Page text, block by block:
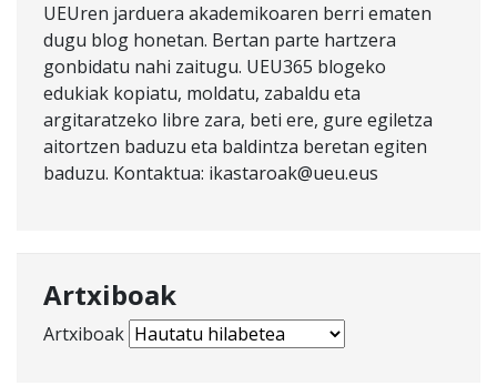
UEUren jarduera akademikoaren berri ematen
dugu blog honetan. Bertan parte hartzera
gonbidatu nahi zaitugu. UEU365 blogeko
edukiak kopiatu, moldatu, zabaldu eta
argitaratzeko libre zara, beti ere, gure egiletza
aitortzen baduzu eta baldintza beretan egiten
baduzu. Kontaktua: ikastaroak@ueu.eus
Artxiboak
Artxiboak